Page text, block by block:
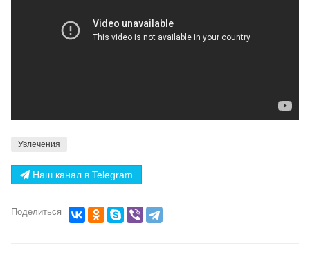
Увлечения
Наш канал в Telegram
Поделиться